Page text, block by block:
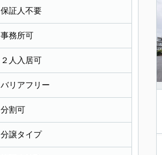
保証人不要
事務所可
２人入居可
バリアフリー
分割可
分譲タイプ